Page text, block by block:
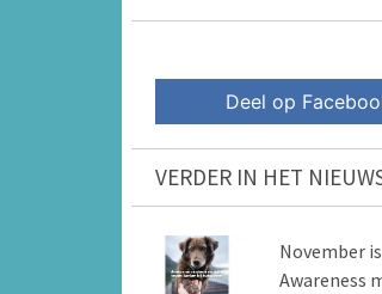
Deel op
VERDER IN HET
November
Awareness